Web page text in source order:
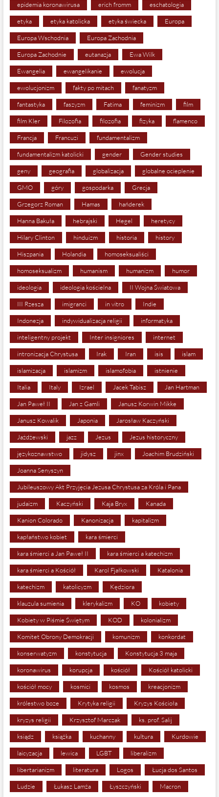
epidemia koronawirusa erich fromm eschatologia
etyka etyka katolicka etyka świecka Europa
Europa Wschodnia Europa Zachodnia
Europa Zachodnie eutanazja Ewa Wilk
Ewangelia ewangelikanie ewolucja
ewolucjonizm fakty po mitach fanatyzm
fantastyka faszyzm Fatima feminizm film
film Kler Filozofia filozofia fizyka flamenco
Francja Francuzi fundamentalizm
fundamentalizm katolicki gender Gender studies
geny geografia globalizacja globalne ocieplenie
GMO góry gospodarka Grecja
Grzegorz Roman Hamas hańderek
Hanna Bakuła hebrajski Hegel heretycy
Hilary Clinton hinduizm historia history
Hiszpania Holandia homoseksualiści
homoseksualizm humanism humanizm humor
ideologia ideologia kościelna II Wojna Światowa
III Rzesza imigranci in vitro Indie
Indonezja indywidualizacja religii informatyka
inteligentny projekt Inter insigniores internet
intronizacja Chrystusa Irak Iran isis islam
islamizacja islamizm islamofobia istnienie
Italia Italy Izrael Jacek Tabisz Jan Hartman
Jan Paweł II Jan z Gamli Janusz Korwin Mikke
Janusz Kowalik Japonia Jarosław Kaczyński
Jażdżewski jazz Jezus Jezus historyczny
językoznawstwo jidysz jinx Joachim Brudziński
Joanna Senyszyn
Jubileuszowy Akt Przyjęcia Jezusa Chrystusa za Króla i Pana
judaizm Kaczyński Kaja Bryx Kanada
Kanion Colorado Kanonizacja kapitalizm
kapłaństwo kobiet kara śmierci
kara śmierci a Jan Paweł II kara śmierci a katechizm
kara śmierci a Kościół Karol Fjałkowski Katalonia
katechizm katolicyzm Kędziora
klauzula sumienia klerykalizm KO kobiety
Kobiety w Piśmie Świętym KOD kolonializm
Komitet Obrony Demokracji komunizm konkordat
konserwatyzm konstytucja Konstytucja 3 maja
koronawirus korupcja kościół Kościół katolicki
kościół mocy kosmici kosmos kreacjonizm
królestwo boze Krytyka religii Kryzys Kościoła
kryzys religii Krzysztof Marczak ks. prof. Salij
ksiądz książka kuchanny kultura Kurdowie
laicyzacja lewica LGBT liberalizm
libertarianizm literatura Logos Łucja dos Santos
Ludzie Łukasz Lamża Łyszczyński Macron